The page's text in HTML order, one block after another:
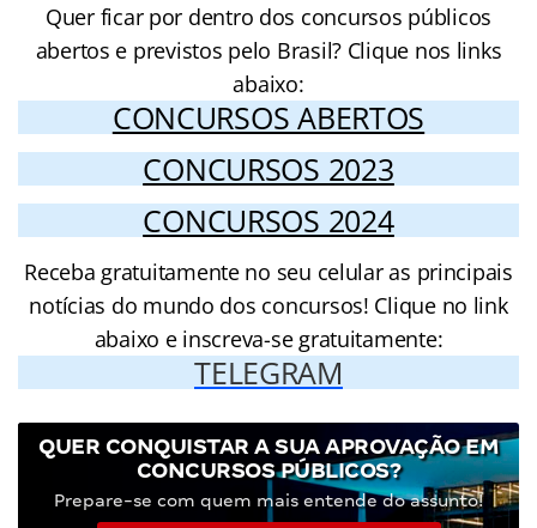
Quer ficar por dentro dos concursos públicos
abertos e previstos pelo Brasil? Clique nos links
abaixo:
CONCURSOS ABERTOS
CONCURSOS 2023
CONCURSOS 2024
Receba gratuitamente no seu celular as principais
notícias do mundo dos concursos! Clique no link
abaixo e inscreva-se gratuitamente:
TELEGRAM
QUER CONQUISTAR A SUA APROVAÇÃO EM
CONCURSOS PÚBLICOS?
Prepare-se com quem mais entende do assunto!